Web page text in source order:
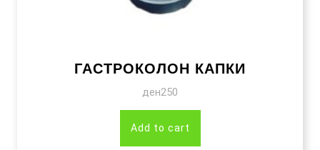
ГАСТРОКОЛОН КАПКИ
ден250
Add to cart